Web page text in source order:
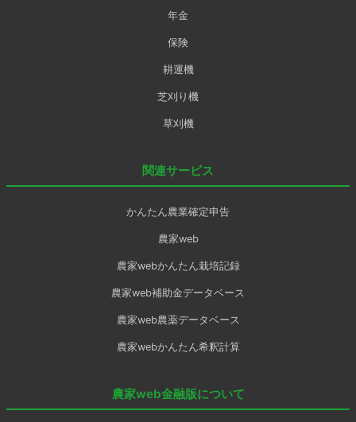
年金
保険
耕運機
芝刈り機
草刈機
関連サービス
かんたん農業確定申告
農家web
農家webかんたん栽培記録
農家web補助金データベース
農家web農薬データベース
農家webかんたん希釈計算
農家web金融版について